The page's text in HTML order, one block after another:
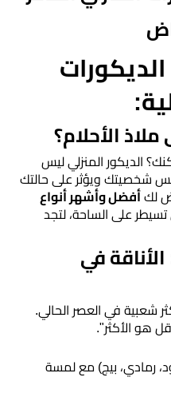
الأحلام؟
الديكور المنزلي ليس
شخصيتك ويؤثر على حالتك
لكأفضل وأشهر أنواع
تسيطر على الساحة، لتجد
في
شعبية في العصر الحالي.
هو الأكثر".
رمادي، بيج) مع لمسة